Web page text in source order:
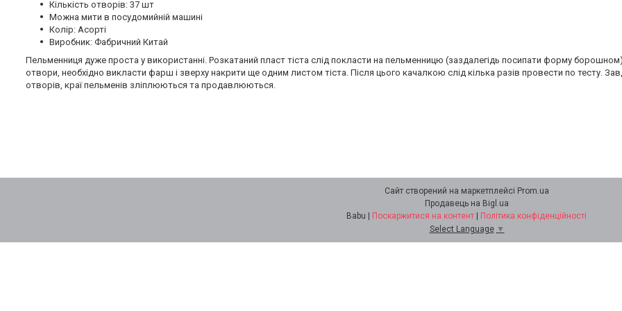
Кількість отворів: 37 шт
Можна мити в посудомийній машині
Колір: Асорті
Виробник: Фабричний Китай
Пельменниця дуже проста у використанні. Розкатаний пласт тіста слід покласти на пельменницю (заздалегідь посипати форму
отвори, необхідно викласти фарш і зверху накрити ще одним листом тіста. Після цього качалкою слід кілька разів провести по тесту.
отворів, краї пельменів зліплюються та продавлюються.
Сайт створений на маркетплейсі Prom.ua
Продавець на Bigl.ua
Поскаржитися на контент
Політика конфіденційності
Select Language ▼